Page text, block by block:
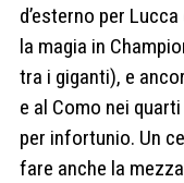
d’esterno per
la magia in
tra i giganti), e
e al Como nei
per infortunio. Un
fare anche la